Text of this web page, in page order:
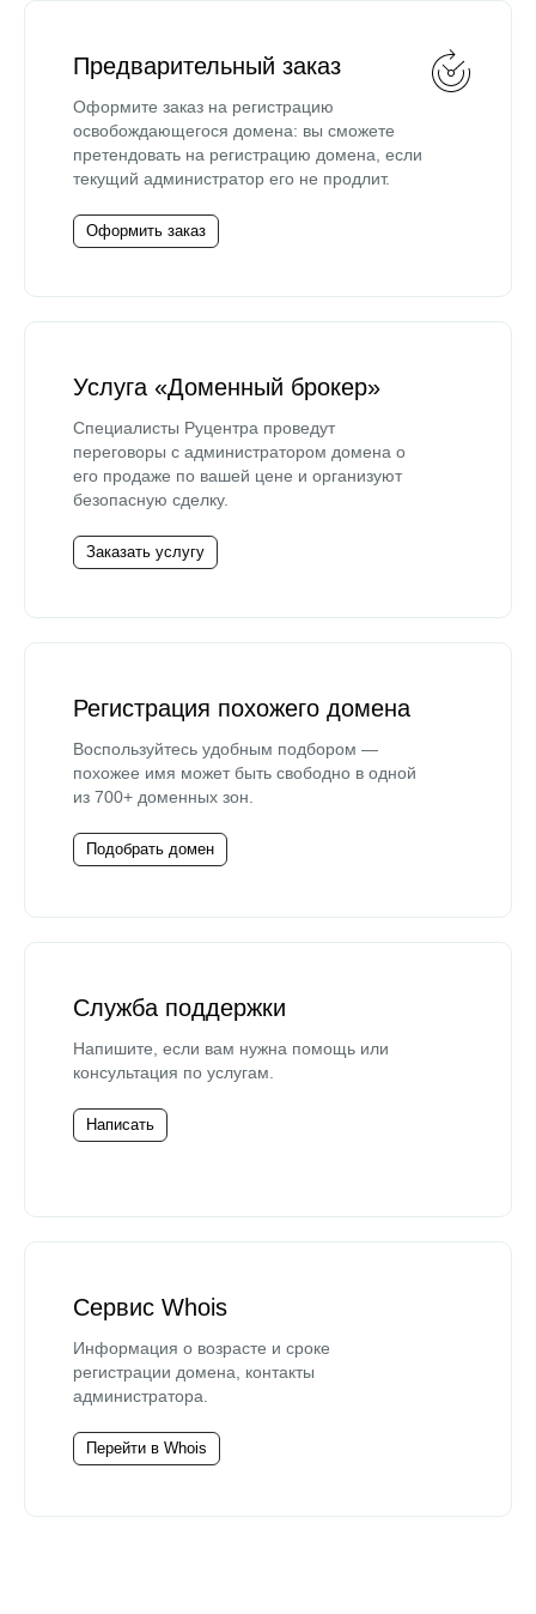
Предварительный заказ
Оформите заказ на регистрацию
освобождающегося домена: вы сможете
претендовать на регистрацию домена, если
текущий администратор его не продлит.
Оформить заказ
Услуга «Доменный брокер»
Специалисты Руцентра проведут
переговоры с администратором домена о
его продаже по вашей цене и организуют
безопасную сделку.
Заказать услугу
Регистрация похожего домена
Воспользуйтесь удобным подбором —
похожее имя может быть свободно в одной
из 700+ доменных зон.
Подобрать домен
Служба поддержки
Напишите, если вам нужна помощь или
консультация по услугам.
Написать
Сервис Whois
Информация о возрасте и сроке
регистрации домена, контакты
администратора.
Перейти в Whois